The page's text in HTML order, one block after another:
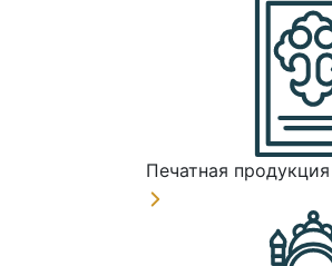
Печатная продукция